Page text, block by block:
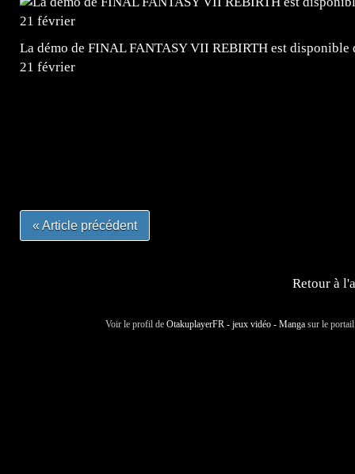
La démo de FINAL FANTASY VII REBIRTH est
21 février
« Article précédent
Retour à
Voir le profil de OtakuplayerFR - jeux vidéo - Manga sur le